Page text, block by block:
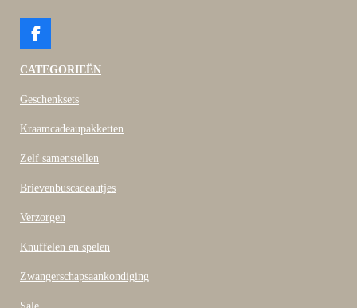
F
c
b
o
CATEGORIEËN
Geschenksets
Kraamcadeaupakketten
Zelf samenstellen
Brievenbuscadeautjes
Verzorgen
Knuffelen en spelen
Zwangerschapsaankondiging